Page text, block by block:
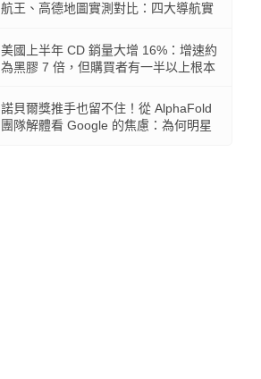
航王、高德地圖實測對比：四大導航實
美國上半年 CD 銷量大增 16%：增速約
為黑膠 7 倍，但購買者有一半以上根本
諾貝爾獎推手也留不住！從 AlphaFold
團隊解體看 Google 的焦慮：為何明星